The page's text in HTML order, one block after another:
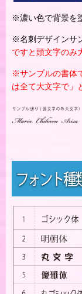
※濃い色で背景を
※名刺デザインサ
ですと頭文字のみ
※サンプルの書体
は全て大文字で